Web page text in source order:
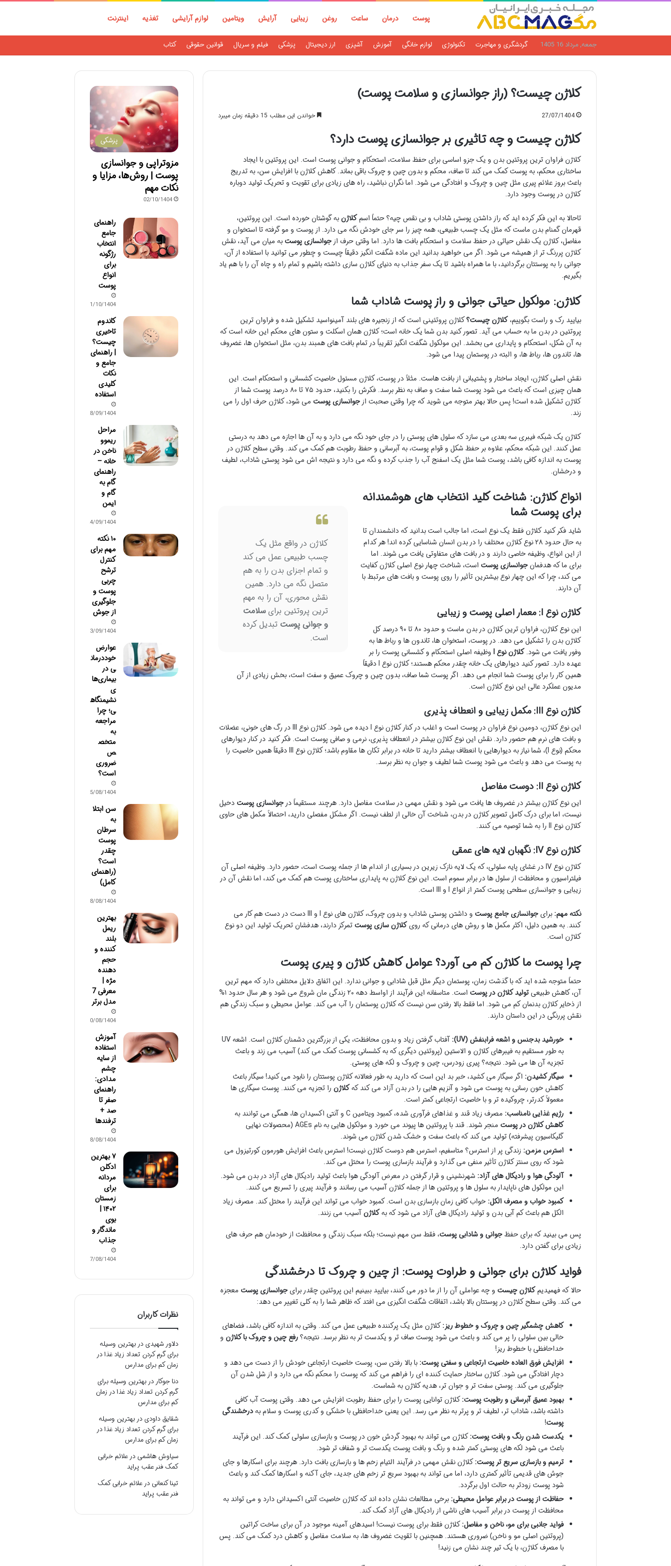
پوست درمان ساعت روغن زیبایی آرایش ویتامین لوازم آرایشی تغذیه اینترنت
جمعه, مرداد 16 1405 گردشگری و مهاجرت تکنولوژی لوازم خانگی آموزش آشپزی ارز دیجیتال پزشکی فیلم و سریال قوانین حقوقی کتاب
کلاژن چیست؟ (راز جوانسازی و سلامت پوست)
27/07/1404 خواندن این مطلب 15 دقیقه زمان میبرد
کلاژن چیست و چه تاثیری بر جوانسازی پوست دارد؟
کلاژن فراوان ترین پروتئین بدن و یک جزو اساسی برای حفظ سلامت، استحکام و جوانی پوست است. این پروتئین با ایجاد
ساختاری محکم، به پوست کمک می کند تا صاف، محکم و بدون چین و چروک باقی بماند. کاهش کلاژن با افزایش سن، به تدریج
باعث بروز علائم پیری مثل چین و چروک و افتادگی می شود. اما نگران نباشید، راه های زیادی برای تقویت و تحریک تولید دوباره
کلاژن در پوست وجود دارد.
تاحالا به این فکر کرده اید که راز داشتن پوستی شاداب و بی نقص چیه؟ حتماً اسمکلاژنبه گوشتان خورده است. این پروتئین،
قهرمان گمنام بدن ماست که مثل یک چسب طبیعی، همه چیز را سر جای خودش نگه می دارد. از پوست و مو گرفته تا استخوان و
مفاصل، کلاژن یک نقش حیاتی در حفظ سلامت و استحکام بافت ها دارد. اما وقتی حرف ازجوانسازی پوستبه میان می آید، نقش
کلاژن پررنگ تر از همیشه می شود. اگر می خواهید بدانید این ماده شگفت انگیز دقیقاً چیست و چطور می توانید با استفاده از آن،
جوانی را به پوستتان برگردانید، با ما همراه باشید تا یک سفر جذاب به دنیای کلاژن سازی داشته باشیم و تمام راه و چاه آن را با هم یاد
بگیریم.
کلاژن: مولکول حیاتی جوانی و راز پوست شاداب شما
بیایید رک و راست بگوییم،کلاژن چیست؟کلاژن پروتئینی است که از زنجیره های بلند آمینواسید تشکیل شده و فراوان ترین
پروتئین در بدن ما به حساب می آید. تصور کنید بدن شما یک خانه است؛ کلاژن همان اسکلت و ستون های محکم این خانه است که
به آن شکل، استحکام و پایداری می بخشد. این مولکول شگفت انگیز تقریباً در تمام بافت های همبند بدن، مثل استخوان ها، غضروف
ها، تاندون ها، رباط ها، و البته در پوستمان پیدا می شود.
نقش اصلی کلاژن، ایجاد ساختار و پشتیبانی از بافت هاست. مثلاً در پوست، کلاژن مسئول خاصیت کشسانی و استحکام است. این
همان چیزی است که باعث می شود پوست شما سفت و صاف به نظر برسد. فکرش را بکنید، حدود ۷۵ تا ۸۰ درصد پوست شما از
کلاژن تشکیل شده است! پس حالا بهتر متوجه می شوید که چرا وقتی صحبت ازجوانسازی پوست می شود، کلاژن حرف اول را می
زند.
کلاژن یک شبکه فیبری سه بعدی می سازد که سلول های پوستی را در جای خود نگه می دارد و به آن ها اجازه می دهد به درستی
عمل کنند. این شبکه محکم، علاوه بر حفظ شکل و قوام پوست، به آبرسانی و حفظ رطوبت هم کمک می کند. وقتی سطح کلاژن در
پوست به اندازه کافی باشد، پوست شما مثل یک اسفنج آب را جذب کرده و نگه می دارد و نتیجه اش می شود پوستی شاداب، لطیف
و درخشان.
کلاژن در واقع مثل یک
چسب طبیعی عمل می کند
و تمام اجزای بدن را به هم
متصل نگه می دارد. همین
نقش محوری، آن را به مهم
ترین پروتئین برایسلامت
و جوانی پوستتبدیل کرده
است.
انواع کلاژن: شناخت کلید انتخاب های هوشمندانه
برای پوست شما
شاید فکر کنید کلاژن فقط یک نوع است، اما جالب است بدانید که دانشمندان تا
به حال حدود ۲۸ نوع کلاژن مختلف را در بدن انسان شناسایی کرده اند! هر کدام
از این انواع، وظیفه خاصی دارند و در بافت های متفاوتی یافت می شوند. اما
برای ما که هدفمانجوانسازی پوست است، شناخت چهار نوع اصلی کلاژن کفایت
می کند، چرا که این چهار نوع بیشترین تأثیر را روی پوست و بافت های مرتبط با
آن دارند.
کلاژن نوع I: معمار اصلی پوست و زیبایی
این نوع کلاژن، فراوان ترین کلاژن در بدن ماست و حدود ۸۰ تا ۹۰ درصد کل
کلاژن بدن را تشکیل می دهد. در پوست، استخوان ها، تاندون ها و رباط ها به
وفور یافت می شود.کلاژن نوع I وظیفه اصلی استحکام و کشسانی پوست را بر
عهده دارد. تصور کنید دیوارهای یک خانه چقدر محکم هستند؛ کلاژن نوع I دقیقاً
همین کار را برای پوست شما انجام می دهد. اگر پوست شما صاف، بدون چین و چروک عمیق و سفت است، بخش زیادی از آن
مدیون عملکرد عالی این نوع کلاژن است.
کلاژن نوع III: مکمل زیبایی و انعطاف پذیری
این نوع کلاژن، دومین نوع فراوان در پوست است و اغلب در کنار کلاژن نوع I دیده می شود. کلاژن نوع III در رگ های خونی، عضلات
و بافت های نرم هم حضور دارد. نقش این نوع کلاژن بیشتر در انعطاف پذیری، نرمی و صافی پوست است. فکر کنید در کنار دیوارهای
محکم (نوع I)، شما نیاز به دیوارهایی با انعطاف بیشتر دارید تا خانه در برابر تکان ها مقاوم باشد؛ کلاژن نوع III دقیقاً همین خاصیت را
به پوست می دهد و باعث می شود پوست شما لطیف و جوان به نظر برسد.
کلاژن نوع II: دوست مفاصل
این نوع کلاژن بیشتر در غضروف ها یافت می شود و نقش مهمی در سلامت مفاصل دارد. هرچند مستقیماً درجوانسازی پوستدخیل
نیست، اما برای درک کامل تصویر کلاژن در بدن، شناخت آن خالی از لطف نیست. اگر مشکل مفصلی دارید، احتمالاً مکمل های حاوی
کلاژن نوع II را به شما توصیه می کنند.
کلاژن نوع IV: نگهبان لایه های عمقی
کلاژن نوع IV در غشای پایه سلولی، که یک لایه نازک زیرین در بسیاری از اندام ها از جمله پوست است، حضور دارد. وظیفه اصلی آن
فیلتراسیون و محافظت از سلول ها در برابر سموم است. این نوع کلاژن به پایداری ساختاری پوست هم کمک می کند، اما نقش آن در
زیبایی و جوانسازی سطحی پوست کمتر از انواع I و III است.
نکته مهم: برایجوانسازی جامع پوست
و داشتن پوستی شاداب و بدون چروک، کلاژن های نوع I و III دست در دست هم کار می
کنند. به همین دلیل، اکثر مکمل ها و روش های درمانی که رویکلاژن سازی پوستتمرکز دارند، هدفشان تحریک تولید این دو نوع
کلاژن است.
چرا پوست ما کلاژن کم می آورد؟ عوامل کاهش کلاژن و پیری پوست
حتماً متوجه شده اید که با گذشت زمان، پوستمان دیگر مثل قبل شادابی و جوانی ندارد. این اتفاق دلایل مختلفی دارد که مهم ترین
آن، کاهش طبیعیتولید کلاژن در پوست
است. متاسفانه این فرآیند از اواسط دهه ۲۰ زندگی مان شروع می شود و هر سال حدود ۱%
از ذخایر کلاژن بدنمان کم می شود. اما فقط بالا رفتن سن نیست که کلاژن پوستمان را آب می کند. عوامل محیطی و سبک زندگی هم
نقش پررنگی در این داستان دارند.
خورشید بدجنس و اشعه فرابنفش (UV):
آفتاب گرفتن زیاد و بدون محافظت، یکی از بزرگترین دشمنان کلاژن است. اشعه UV
به طور مستقیم به فیبرهای کلاژن و الاستین (پروتئین دیگری که به کشسانی پوست کمک می کند) آسیب می زند و باعث
تجزیه آن ها می شود. نتیجه؟ پیری زودرس، چین و چروک و لکه های پوستی.
سیگار کشیدن: اگر سیگار می کشید، خبر بد این است که دارید به طور فعالانه کلاژن پوستتان را نابود می کنید! سیگار باعث
کاهش خون رسانی به پوست می شود و آنزیم هایی را در بدن آزاد می کند کهکلاژن را تجزیه می کنند. پوست سیگاری ها
معمولاً کدرتر، چروکیده تر و با خاصیت ارتجاعی کمتر است.
رژیم غذایی نامناسب: مصرف زیاد قند و غذاهای فرآوری شده، کمبود ویتامین C و آنتی اکسیدان ها، همگی می توانند به
کاهش کلاژن در پوست
منجر شوند. قند با پروتئین ها پیوند می خورد و مولکول هایی به نام AGEs (محصولات نهایی
گلیکاسیون پیشرفته) تولید می کند که باعث سفت و خشک شدن کلاژن می شوند.
استرس مزمن: زندگی پر از استرس؟ متاسفیم، استرس هم دوست کلاژن نیست! استرس باعث افزایش هورمون کورتیزول می
شود که روی سنتز کلاژن تأثیر منفی می گذارد و فرآیند بازسازی پوست را مختل می کند.
آلودگی هوا و رادیکال های آزاد: شهرنشینی و قرار گرفتن در معرض آلودگی هوا باعث تولید رادیکال های آزاد در بدن می شود.
این مولکول های ناپایدار به سلول ها و پروتئین ها از جمله کلاژن آسیب می رسانند و فرآیند پیری را تسریع می کنند.
کمبود خواب و مصرف الکل: خواب کافی زمان بازسازی بدن است. کمبود خواب می تواند این فرآیند را مختل کند. مصرف زیاد
الکل هم باعث کم آبی بدن و تولید رادیکال های آزاد می شود که بهکلاژنآسیب می زنند.
پس می بینید که برای حفظجوانی و شادابی پوست، فقط سن مهم نیست؛ بلکه سبک زندگی و محافظت از خودمان هم حرف های
زیادی برای گفتن دارد.
فواید کلاژن برای جوانی و طراوت پوست: از چین و چروک تا درخشندگی
حالا که فهمیدیمکلاژن چیست و چه عواملی آن را از ما دور می کنند، بیایید ببینیم این پروتئین چقدر برایجوانسازی پوست معجزه
می کند. وقتی سطح کلاژن در پوستتان بالا باشد، اتفاقات شگفت انگیزی می افتد که ظاهر شما را به کلی تغییر می دهد:
کاهش چشمگیر چین و چروک و خطوط ریز:کلاژن مثل یک پرکننده طبیعی عمل می کند. وقتی به اندازه کافی باشد، فضاهای
خالی بین سلولی را پر می کند و باعث می شود پوست صاف تر و یکدست تر به نظر برسد. نتیجه؟رفع چین و چروک با کلاژن و
خداحافظی با خطوط ریز!
افزایش فوق العاده خاصیت ارتجاعی و سفتی پوست: با بالا رفتن سن، پوست خاصیت ارتجاعی خودش را از دست می دهد و
دچار افتادگی می شود. کلاژن ساختار حمایت کننده ای را فراهم می کند که پوست را محکم نگه می دارد و از شل شدن آن
جلوگیری می کند. پوستی سفت تر و جوان تر، هدیه کلاژن به شماست.
بهبود عمیق آبرسانی و رطوبت پوست:کلاژن توانایی پوست را برای حفظ رطوبت افزایش می دهد. وقتی پوست آب کافی
داشته باشد، شاداب تر، لطیف تر و پرتر به نظر می رسد. این یعنی خداحافظی با خشکی و کدری پوست و سلام بهدرخشندگی
پوست!
یکدست شدن رنگ و بافت پوست:کلاژن می تواند به بهبود گردش خون در پوست و بازسازی سلولی کمک کند. این فرآیند
باعث می شود لکه های پوستی کمتر شده و رنگ و بافت پوست یکدست تر و شفاف تر شود.
ترمیم و بازسازی سریع تر پوست:کلاژن نقش مهمی در فرآیند التیام زخم ها و بازسازی بافت دارد. هرچند برای اسکارها و جای
جوش های قدیمی تأثیر کمتری دارد، اما می تواند به بهبود سریع تر زخم های جدید، جای آکنه و اسکارها کمک کند و باعث
شود پوست زودتر به حالت اول برگردد.
حفاظت از پوست در برابر عوامل محیطی: برخی مطالعات نشان داده اند که کلاژن خاصیت آنتی اکسیدانی دارد و می تواند به
محافظت از پوست در برابر آسیب های ناشی از رادیکال های آزاد کمک کند.
فواید جانبی برای مو، ناخن و مفاصل:کلاژن فقط برای پوست نیست! اسیدهای آمینه موجود در آن برای ساخت کراتین
(پروتئین اصلی مو و ناخن) ضروری هستند. همچنین با تقویت غضروف ها، به سلامت مفاصل و کاهش درد کمک می کند. پس
با مصرف کلاژن، با یک تیر چند نشان می زنید!
پزشکی
مزوتراپی و جوانسازی
پوست | روش‌ها، مزایا و
نکات مهم
02/10/1404
راهنمای
جامع
انتخاب
رژگونه
برای
انواع
پوست
01/10/1404
کاندوم
تاخیری
چیست؟
| راهنمای
جامع و
نکات
کلیدی
استفاده
28/09/1404
مراحل
ریموو
ناخن در
خانه –
راهنمای
گام به
گام و
ایمن
24/09/1404
۱۰ نکته
مهم برای
کنترل
ترشح
چربی
پوست و
جلوگیری
از جوش
03/09/1404
عوارض
خوددرمان
ی در
بیماری‌ها
ی
نشیمنگاه
ی؛ چرا
مراجعه
به
متخص
ص
ضروری
است؟
25/08/1404
سن ابتلا
به
سرطان
پوست
چقدر
است؟
(راهنمای
کامل)
18/08/1404
بهترین
ریمل
بلند
کننده و
حجم
دهنده
مژه |
معرفی 7
مدل برتر
10/08/1404
آموزش
استفاده
از سایه
چشم
مدادی:
راهنمای
صفر تا
صد +
ترفندها
08/08/1404
۷ بهترین
ادکلن
مردانه
برای
زمستان
۱۴۰۲ |
بوی
ماندگار و
جذاب
07/08/1404
نظرات کاربران
دلاور شهیدیدر بهترین وسیله
برای گرم کردن تعداد زیاد غذا در
زمان کم برای مدارس
دنا جوکار در بهترین وسیله برای
گرم کردن تعداد زیاد غذا در زمان
کم برای مدارس
شقایق داودیدر بهترین وسیله
برای گرم کردن تعداد زیاد غذا در
زمان کم برای مدارس
سیاوش هاشمیدر علائم خرابی
کمک فنر عقب پراید
تینا کنعانیدر علائم خرابی کمک
فنر عقب پراید